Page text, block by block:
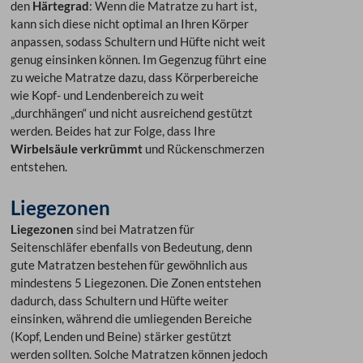
den Härtegrad: Wenn die Matratze zu hart ist,
kann sich diese nicht optimal an Ihren Körper
anpassen, sodass Schultern und Hüfte nicht weit
genug einsinken können. Im Gegenzug führt eine
zu weiche Matratze dazu, dass Körperbereiche
wie Kopf- und Lendenbereich zu weit
„durchhängen“ und nicht ausreichend gestützt
werden. Beides hat zur Folge, dass Ihre
Wirbelsäule verkrümmt und Rückenschmerzen
entstehen.
Liegezonen
Liegezonen sind bei Matratzen für
Seitenschläfer ebenfalls von Bedeutung, denn
gute Matratzen bestehen für gewöhnlich aus
mindestens 5 Liegezonen. Die Zonen entstehen
dadurch, dass Schultern und Hüfte weiter
einsinken, während die umliegenden Bereiche
(Kopf, Lenden und Beine) stärker gestützt
werden sollten. Solche Matratzen können jedoch